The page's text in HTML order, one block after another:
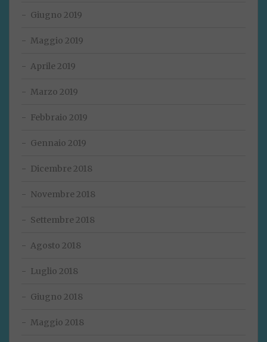
Giugno 2019
Maggio 2019
Aprile 2019
Marzo 2019
Febbraio 2019
Gennaio 2019
Dicembre 2018
Novembre 2018
Settembre 2018
Agosto 2018
Luglio 2018
Giugno 2018
Maggio 2018